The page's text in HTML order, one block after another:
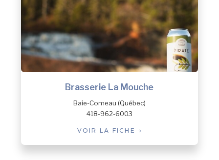
Brasserie La Mouche
Baie-Comeau (Québec)
418-962-6003
VOIR LA FICHE